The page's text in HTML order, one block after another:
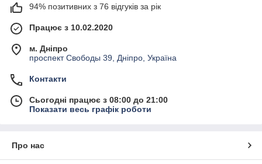
94% позитивних з 76 відгуків за рік
Працює з 10.02.2020
м. Дніпро
проспект Свободы 39, Дніпро, Україна
Контакти
Сьогодні працює з 08:00 до 21:00
Показати весь графік роботи
Про нас